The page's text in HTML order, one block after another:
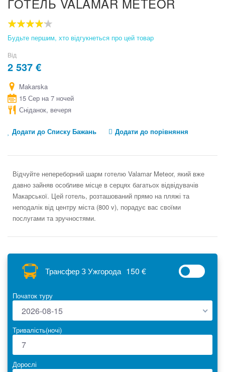
80
% of
Будьте першим, хто відгукнеться про цей товар
Від
2 537 €
Makarska
15 Сер на 7 ночей
Сніданок, вечеря
Додати до Списку Бажань Додати до порівняння
Відчуйте непереборний шарм готелю Valamar Meteor, який вже
давно зайняв особливе місце в серцях багатьох відвідувачів
Макарської. Цей готель, розташований прямо на пляжі та
неподалік від центру міста (800 v), порадує вас своїми
послугами та зручностями.
beginning
images
gallery
Трансфер З Ужгорода 150 €
Початок туру
2026-08-15
Тривалість(ночі)
Дорослі